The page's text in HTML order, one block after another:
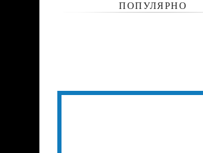
ПОПУЛЯРНО